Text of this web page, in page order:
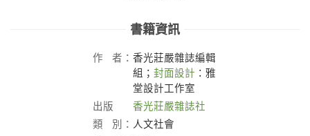
書籍資訊
作 者： 香光莊嚴雜誌編輯
組； 封面設計 ：雅
堂設計工作室
出版
社：
香光莊嚴雜誌社
類
別： 人文社會